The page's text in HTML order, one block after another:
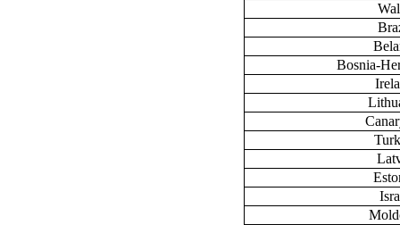
Bosnia-